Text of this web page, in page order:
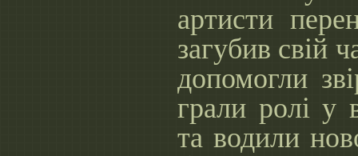
артисти
загубив свій
допомогли
грали ролі у
та водили